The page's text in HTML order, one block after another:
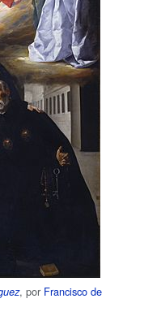
, por Francisco de